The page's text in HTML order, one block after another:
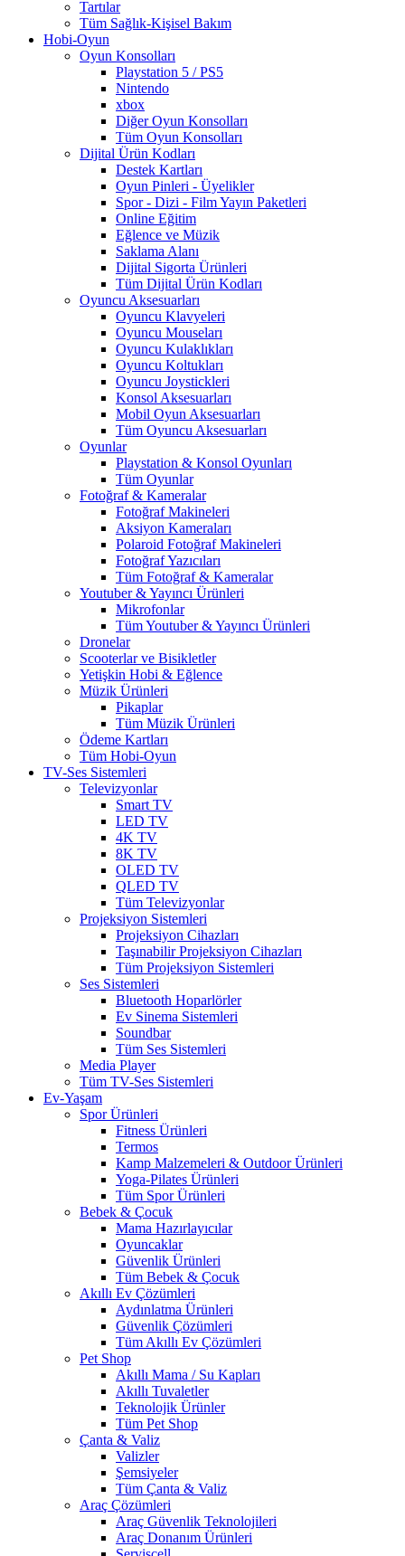
Tartılar
Tüm Sağlık-Kişisel Bakım
Hobi-Oyun
Oyun Konsolları
Playstation 5 / PS5
Nintendo
xbox
Diğer Oyun Konsolları
Tüm Oyun Konsolları
Dijital Ürün Kodları
Destek Kartları
Oyun Pinleri - Üyelikler
Spor - Dizi - Film Yayın Paketleri
Online Eğitim
Eğlence ve Müzik
Saklama Alanı
Dijital Sigorta Ürünleri
Tüm Dijital Ürün Kodları
Oyuncu Aksesuarları
Oyuncu Klavyeleri
Oyuncu Mouseları
Oyuncu Kulaklıkları
Oyuncu Koltukları
Oyuncu Joystickleri
Konsol Aksesuarları
Mobil Oyun Aksesuarları
Tüm Oyuncu Aksesuarları
Oyunlar
Playstation & Konsol Oyunları
Tüm Oyunlar
Fotoğraf & Kameralar
Fotoğraf Makineleri
Aksiyon Kameraları
Polaroid Fotoğraf Makineleri
Fotoğraf Yazıcıları
Tüm Fotoğraf & Kameralar
Youtuber & Yayıncı Ürünleri
Mikrofonlar
Tüm Youtuber & Yayıncı Ürünleri
Dronelar
Scooterlar ve Bisikletler
Yetişkin Hobi & Eğlence
Müzik Ürünleri
Pikaplar
Tüm Müzik Ürünleri
Ödeme Kartları
Tüm Hobi-Oyun
TV-Ses Sistemleri
Televizyonlar
Smart TV
LED TV
4K TV
8K TV
OLED TV
QLED TV
Tüm Televizyonlar
Projeksiyon Sistemleri
Projeksiyon Cihazları
Taşınabilir Projeksiyon Cihazları
Tüm Projeksiyon Sistemleri
Ses Sistemleri
Bluetooth Hoparlörler
Ev Sinema Sistemleri
Soundbar
Tüm Ses Sistemleri
Media Player
Tüm TV-Ses Sistemleri
Ev-Yaşam
Spor Ürünleri
Fitness Ürünleri
Termos
Kamp Malzemeleri & Outdoor Ürünleri
Yoga-Pilates Ürünleri
Tüm Spor Ürünleri
Bebek & Çocuk
Mama Hazırlayıcılar
Oyuncaklar
Güvenlik Ürünleri
Tüm Bebek & Çocuk
Akıllı Ev Çözümleri
Aydınlatma Ürünleri
Güvenlik Çözümleri
Tüm Akıllı Ev Çözümleri
Pet Shop
Akıllı Mama / Su Kapları
Akıllı Tuvaletler
Teknolojik Ürünler
Tüm Pet Shop
Çanta & Valiz
Valizler
Şemsiyeler
Tüm Çanta & Valiz
Araç Çözümleri
Araç Güvenlik Teknolojileri
Araç Donanım Ürünleri